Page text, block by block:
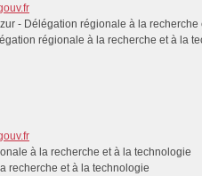
régionale à la recherche et à la
recherche et à la technologie